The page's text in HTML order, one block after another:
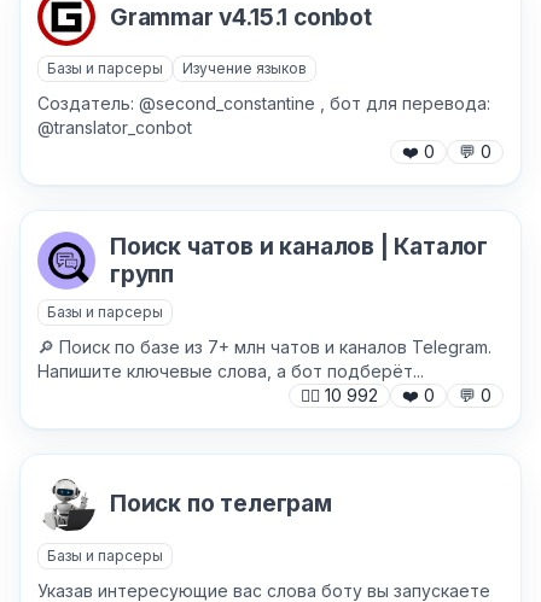
Причина жалобы*
Текст обращения (необязательно)
Хочу получить ответ на email
Grammar v4.15.1 conbot
Базы и парсеры Изучение языков
Создатель: @second_constantine , бот для перевода:
@translator_conbot
❤️ 0 💬 0
Поиск чатов и каналов | Каталог
групп
Базы и парсеры
🔎 Поиск по базе из 7+ млн чатов и каналов Telegram.
Напишите ключевые слова, а бот подберёт...
🙍‍♂️ 10 992 ❤️ 0 💬 0
Поиск по телеграм
Базы и парсеры
Указав интересующие вас слова боту вы запускаете